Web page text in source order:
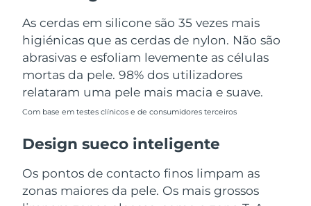
As cerdas em silicone são 35 vezes mais
higiénicas que as cerdas de nylon. Não são
abrasivas e esfoliam levemente as células
mortas da pele. 98% dos utilizadores
relataram uma pele mais macia e suave.
Com base em testes clínicos e de consumidores terceiros
Design sueco inteligente
Os pontos de contacto finos limpam as
zonas maiores da pele. Os mais grossos
Uzbequistão Entrega prevista8/14/26
Vietnã Entrega prevista